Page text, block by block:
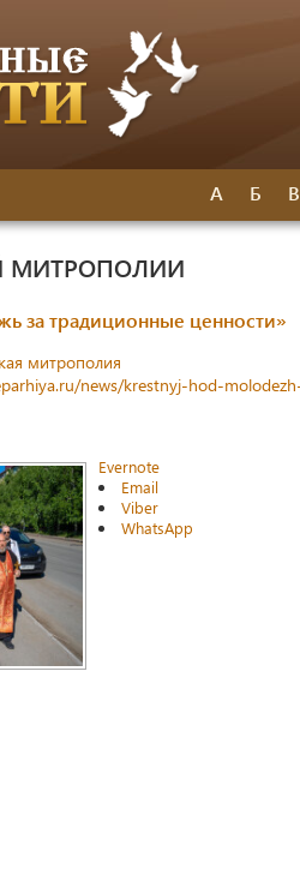
А Б В
МИТРОПОЛИИ
за традиционные ценности»
митрополия
news/krestnyj-hod-
Evernote
Email
Viber
WhatsApp